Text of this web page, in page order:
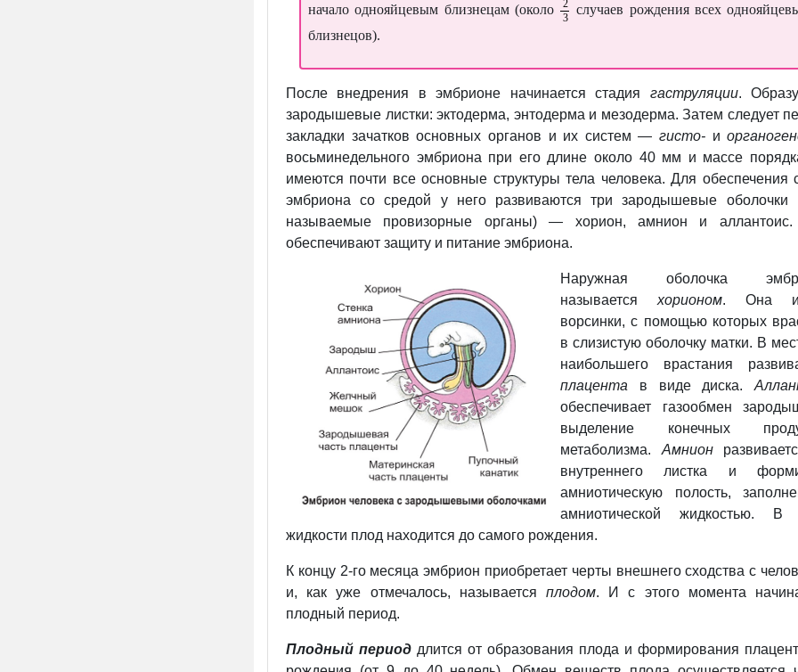
начало однояйцевым близнецам (около
случаев рождения всех
близнецов).
После внедрения в эмбрионе начинается стадия гаструляции.
зародышевые листки: эктодерма, энтодерма и мезодерма. Затем следует
закладки зачатков основных органов и их систем —гисто- и
восьминедельного эмбриона при его длине около 40 мм и массе
имеются почти все основные структуры тела человека. Для обеспечения
эмбриона со средой у него развиваются три зародышевые
называемые провизорные органы) — хорион, амнион и
обеспечивают защиту и питание эмбриона.
Наружная оболочка
называется хорионом. Она
ворсинки, с помощью которых
в слизистую оболочку матки. В
наибольшего врастания
плацента в виде диска.
обеспечивает газообмен
выделение конечных
метаболизма. Амнион
внутреннего листка и
амниотическую полость,
амниотической жидкостью. В
жидкости плод находится до самого рождения.
К концу 2-го месяца эмбрион приобретает черты внешнего сходства с
и, как уже отмечалось, называется плодом. И с этого момента
плодный период.
Плодный период длится от образования плода и формирования